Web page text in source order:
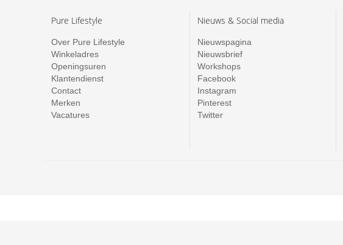
Pure Lifestyle
Over Pure Lifestyle
Winkeladres
Openingsuren
Klantendienst
Contact
Merken
Vacatures
Nieuws & Social media
Nieuwspagina
Nieuwsbrief
Workshops
Facebook
Instagram
Pinterest
Twitter